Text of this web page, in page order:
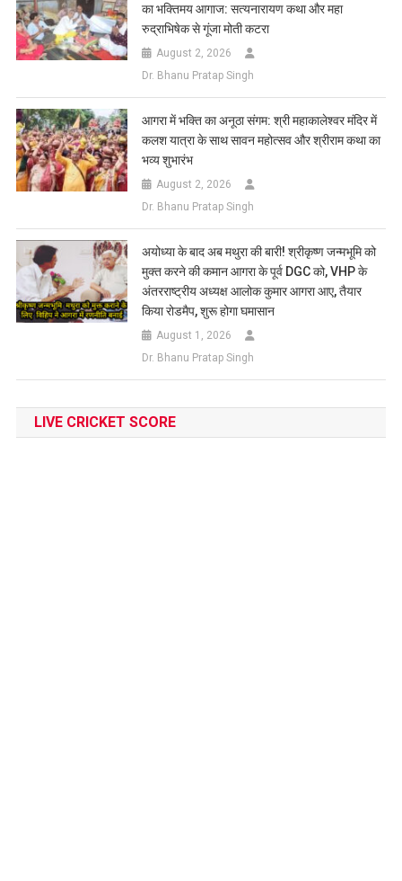
का भक्तिमय आगाज: सत्यनारायण कथा और महा
रुद्राभिषेक से गूंजा मोती कटरा
August 2, 2026
Dr. Bhanu Pratap Singh
आगरा में भक्ति का अनूठा संगम: श्री महाकालेश्वर मंदिर में
कलश यात्रा के साथ सावन महोत्सव और श्रीराम कथा का
भव्य शुभारंभ
August 2, 2026
Dr. Bhanu Pratap Singh
अयोध्या के बाद अब मथुरा की बारी! श्रीकृष्ण जन्मभूमि को
मुक्त करने की कमान आगरा के पूर्व DGC को, VHP के
अंतरराष्ट्रीय अध्यक्ष आलोक कुमार आगरा आए, तैयार
किया रोडमैप, शुरू होगा घमासान
August 1, 2026
Dr. Bhanu Pratap Singh
LIVE CRICKET SCORE